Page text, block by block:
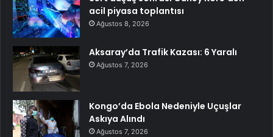
acil piyasa toplantısı
Ağustos 8, 2026
Aksaray’da Trafik Kazası: 6 Yaralı
Ağustos 7, 2026
Kongo’da Ebola Nedeniyle Uçuşlar
Askıya Alındı
Ağustos 7, 2026